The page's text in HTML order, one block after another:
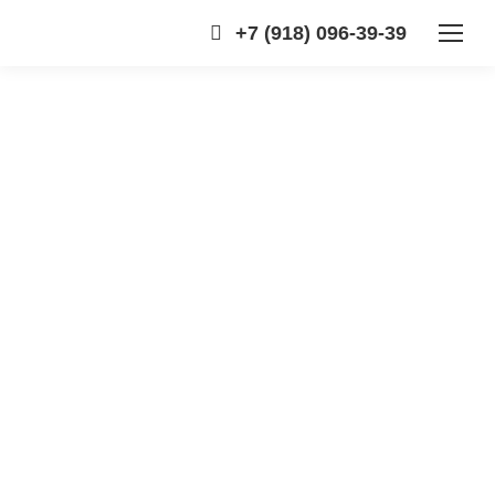
+7 (918) 096-39-39